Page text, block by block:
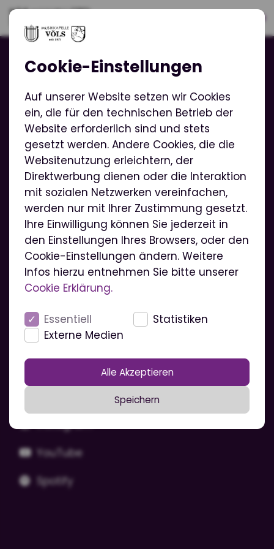
Kontakt
info@mk-voels.at
☎ Telefonnummer der Vorstände
Weitere Seiten
Unterstützendes Mitglied werden
Impressum
Datenschutz
Cookies
Folge der Musikkapelle
YouTube
Spotify
Cookie-Einstellungen
Auf unserer Website setzen wir Cookies
ein, die für den technischen Betrieb der
Website erforderlich sind und stets
gesetzt werden. Andere Cookies, die die
Websitenutzung erleichtern, der
Direktwerbung dienen oder die Interaktion
mit sozialen Netzwerken vereinfachen,
werden nur mit Ihrer Zustimmung gesetzt.
Ihre Einwilligung können Sie jederzeit in
den Einstellungen Ihres Browsers, oder den
Cookie-Einstellungen ändern. Weitere
Infos hierzu entnehmen Sie bitte unserer
Cookie Erklärung.
Essentiell
Statistiken
Externe Medien
Alle Akzeptieren
Speichern